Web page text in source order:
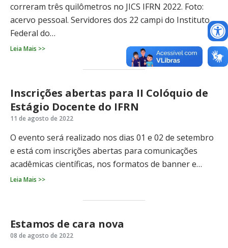
correram três quilômetros no JICS IFRN 2022. Foto:
acervo pessoal. Servidores dos 22 campi do Instituto
Federal do…
Leia Mais >>
Inscrições abertas para II Colóquio de
Estágio Docente do IFRN
11 de agosto de 2022
O evento será realizado nos dias 01 e 02 de setembro
e está com inscrições abertas para comunicações
acadêmicas científicas, nos formatos de banner e…
Leia Mais >>
Estamos de cara nova
08 de agosto de 2022